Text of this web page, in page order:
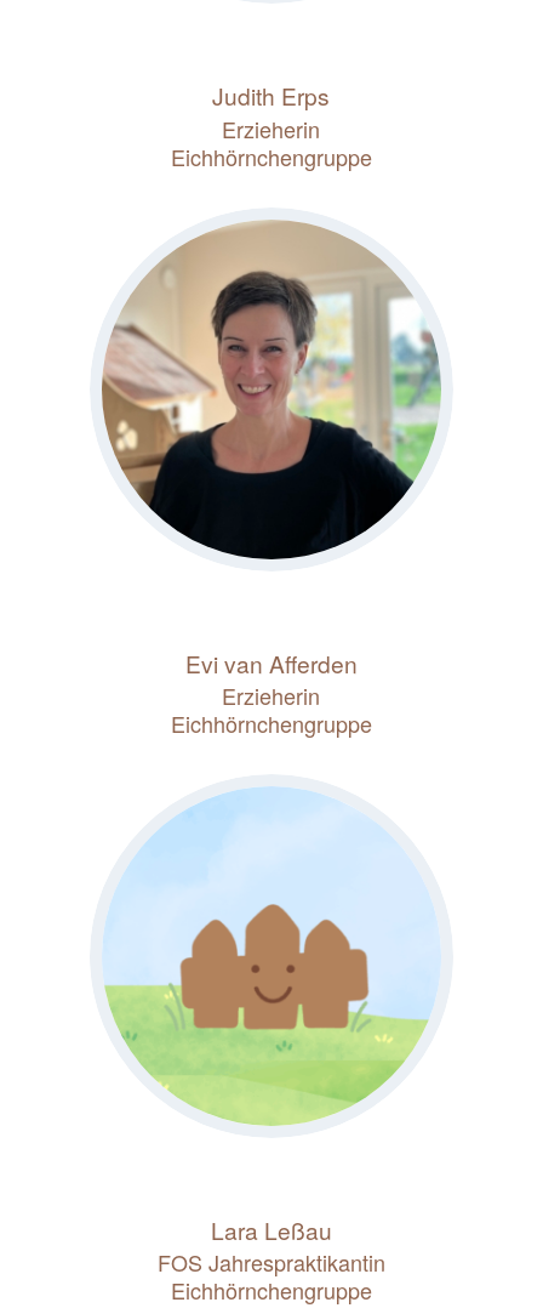
Judith Erps
Erzieherin
Eichhörnchengruppe
Evi van Afferden
Erzieherin
Eichhörnchengruppe
Lara Leßau
FOS Jahrespraktikantin
Eichhörnchengruppe